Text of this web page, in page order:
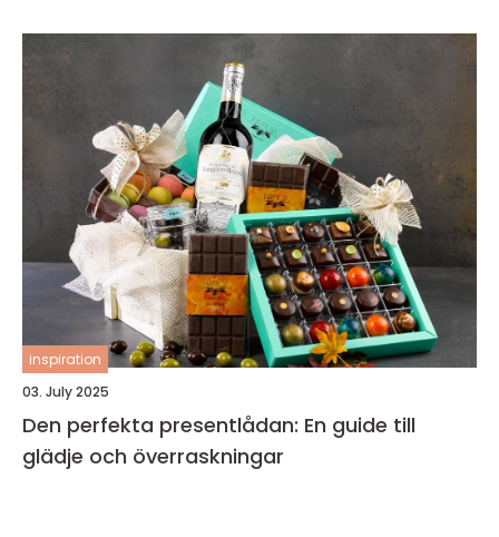
inspiration
03. July 2025
Den perfekta presentlådan: En guide till
glädje och överraskningar